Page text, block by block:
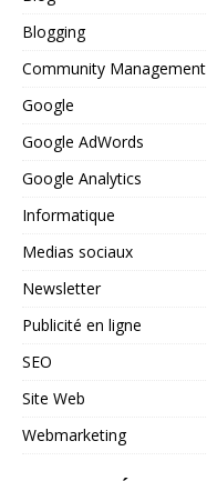
Blogging
Community Management
Google
Google AdWords
Google Analytics
Informatique
Medias sociaux
Newsletter
Publicité en ligne
SEO
Site Web
Webmarketing